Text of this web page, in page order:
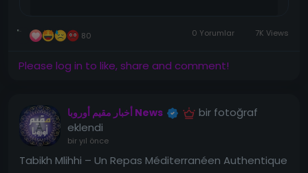
أن...
80 0 Yorumlar 7K Views
Please log in to like, share and comment!
أخبار مقيم أوروبا News
bir fotoğraf
eklendi
bir yıl önce
Tabikh Mlihhi – Un Repas Méditerranéen Authentique